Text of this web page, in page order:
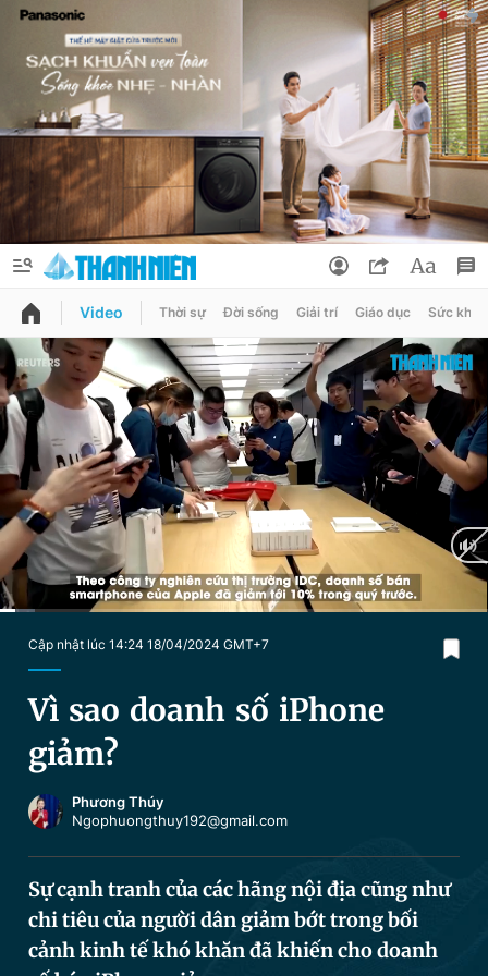
QUẢNG CÁO
Chuyên mục
Chuyên mục khác
Chào ngày mới Tin 24h
Video Magazine
Sản phẩm khác
Tiện ích Bạn cần biết
Thông tin tòa soạn Liên hệ quảng cáo
Thông tin tài khoản
Đổi mật khẩu
Tin đã lưu
Tin đã xem
Đăng xuất
Video Thời sự Đời sống Giải trí Giáo dục Sức khỏe
Cập nhật lúc 14:24 18/04/2024 GMT+7
Vì sao doanh số iPhone
giảm?
Phương Thúy
Ngophuongthuy192@gmail.com
Sự cạnh tranh của các hãng nội địa cũng như
chi tiêu của người dân giảm bớt trong bối
cảnh kinh tế khó khăn đã khiến cho doanh